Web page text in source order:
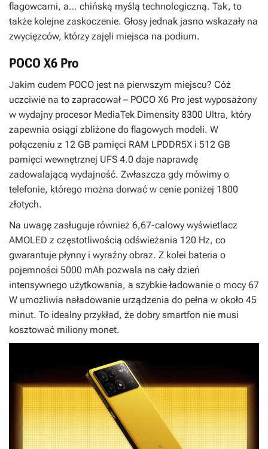
flagowcami, a… chińską myślą technologiczną. Tak, to
także kolejne zaskoczenie. Głosy jednak jasno wskazały na
zwycięzców, którzy zajęli miejsca na podium.
POCO X6 Pro
Jakim cudem POCO jest na pierwszym miejscu? Cóż
uczciwie na to zapracował – POCO X6 Pro jest wyposażony
w wydajny procesor MediaTek Dimensity 8300 Ultra, który
zapewnia osiągi zbliżone do flagowych modeli. W
połączeniu z 12 GB pamięci RAM LPDDR5X i 512 GB
pamięci wewnętrznej UFS 4.0 daje naprawdę
zadowalającą wydajność. Zwłaszcza gdy mówimy o
telefonie, którego można dorwać w cenie poniżej 1800
złotych.
Na uwagę zasługuje również 6,67-calowy wyświetlacz
AMOLED z częstotliwością odświeżania 120 Hz, co
gwarantuje płynny i wyraźny obraz. Z kolei bateria o
pojemności 5000 mAh pozwala na cały dzień
intensywnego użytkowania, a szybkie ładowanie o mocy 67
W umożliwia naładowanie urządzenia do pełna w około 45
minut. To idealny przykład, że dobry smartfon nie musi
kosztować miliony monet.